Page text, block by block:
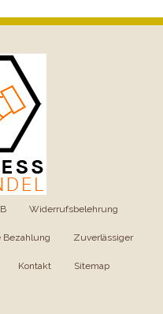
Widerrufsbelehrung
Bezahlung Zuverlässiger
Kontakt Sitemap